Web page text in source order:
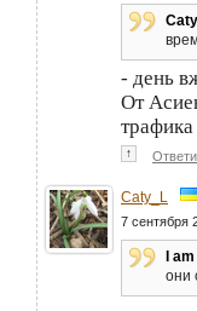
- день
От
трафика
↑
Caty_L
7 сентября
I
они